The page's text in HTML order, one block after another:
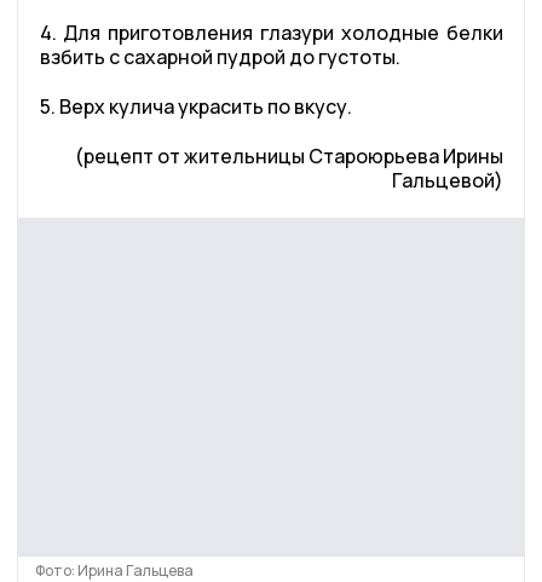
4. Для приготовления глазури холодные белки
взбить с сахарной пудрой до густоты.
5. Верх кулича украсить по вкусу.
(рецепт от жительницы Староюрьева Ирины
Гальцевой)
Фото: Ирина Гальцева